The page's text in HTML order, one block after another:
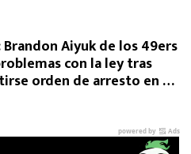
Brandon Aiyuk de los 49ers
con la ley tras
orden de arresto en su